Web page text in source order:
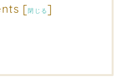
[閉じる]